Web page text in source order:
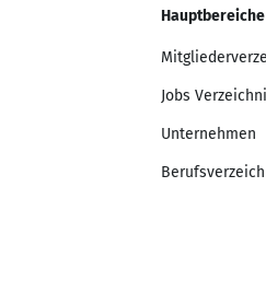
Hauptbereiche
Jobs
Unternehmen